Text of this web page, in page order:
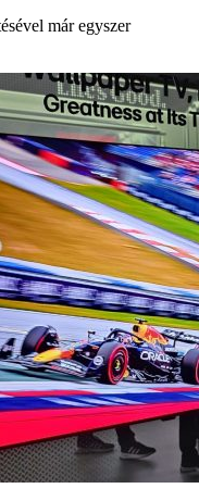
már egyszer